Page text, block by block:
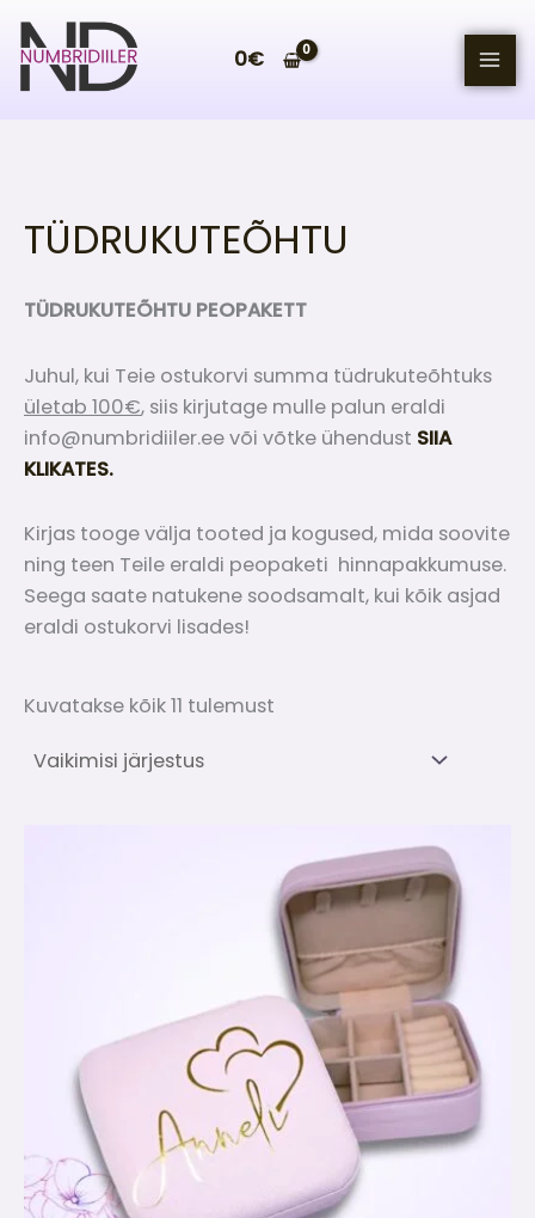
content
0€
TÜDRUKUTEÕHTU
TÜDRUKUTEÕHTU PEOPAKETT
Juhul, kui Teie ostukorvi summa tüdrukuteõhtuks
ületab 100€, siis kirjutage mulle palun eraldi
info@numbridiiler.ee või võtke ühendust SIIA
KLIKATES.
Kirjas tooge välja tooted ja kogused, mida soovite
ning teen Teile eraldi peopaketi hinnapakkumuse.
Seega saate natukene soodsamalt, kui kõik asjad
eraldi ostukorvi lisades!
Kuvatakse kõik 11 tulemust